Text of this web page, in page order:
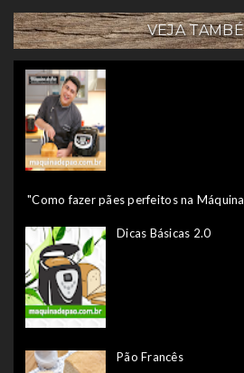
VEJA
"Como fazer pães perfeitos na
Dicas Básicas 2.0
Pão Francês